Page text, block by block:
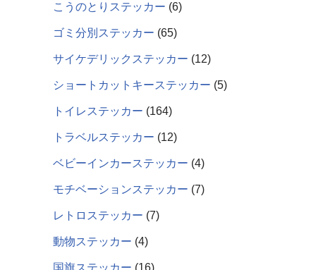
こうのとりステッカー 6
ゴミ分別ステッカー 65
サイケデリックステッカー 12
ショートカットキーステッカー 5
トイレステッカー 164
トラベルステッカー 12
ベビーインカーステッカー 4
モチベーションステッカー 7
レトロステッカー 7
動物ステッカー 4